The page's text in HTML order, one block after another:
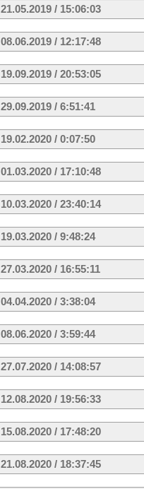
21.05.2019 / 15:06:03
08.06.2019 / 12:17:48
19.09.2019 / 20:53:05
29.09.2019 / 6:51:41
19.02.2020 / 0:07:50
01.03.2020 / 17:10:48
10.03.2020 / 23:40:14
19.03.2020 / 9:48:24
27.03.2020 / 16:55:11
04.04.2020 / 3:38:04
08.06.2020 / 3:59:44
27.07.2020 / 14:08:57
12.08.2020 / 19:56:33
15.08.2020 / 17:48:20
21.08.2020 / 18:37:45